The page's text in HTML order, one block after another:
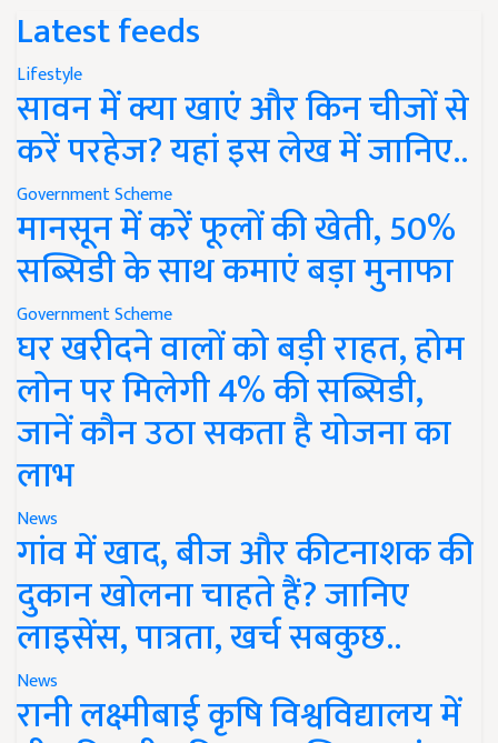
Latest feeds
Lifestyle
सावन में क्या खाएं और किन चीजों से
करें परहेज? यहां इस लेख में जानिए..
Government Scheme
मानसून में करें फूलों की खेती, 50%
सब्सिडी के साथ कमाएं बड़ा मुनाफा
Government Scheme
घर खरीदने वालों को बड़ी राहत, होम
लोन पर मिलेगी 4% की सब्सिडी,
जानें कौन उठा सकता है योजना का
लाभ
News
गांव में खाद, बीज और कीटनाशक की
दुकान खोलना चाहते हैं? जानिए
लाइसेंस, पात्रता, खर्च सबकुछ..
News
रानी लक्ष्मीबाई कृषि विश्वविद्यालय में